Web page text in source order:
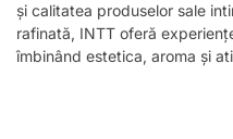
și calitatea produselor sale
rafinată, INTT oferă
îmbinând estetica, aroma și